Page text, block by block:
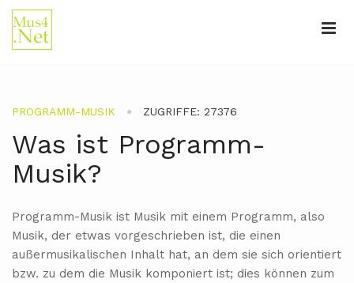
PROGRAMM-MUSIK ZUGRIFFE: 27376
Was ist Programm-
Musik?
Programm-Musik ist Musik mit einem Programm, also
Musik, der etwas vorgeschrieben ist, die einen
außermusikalischen Inhalt hat, an dem sie sich orientiert
bzw. zu dem die Musik komponiert ist; dies können zum